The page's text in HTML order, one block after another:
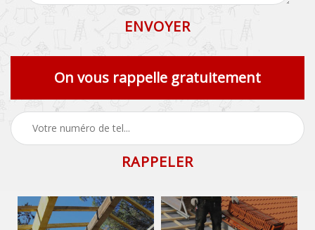
On vous rappelle gratuitement